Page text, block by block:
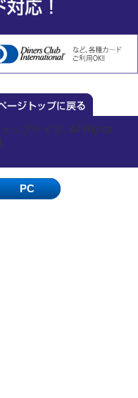
ップケイズ. All Rights
PC